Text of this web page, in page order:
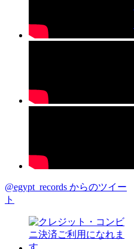
@egypt_records からのツイー
ト